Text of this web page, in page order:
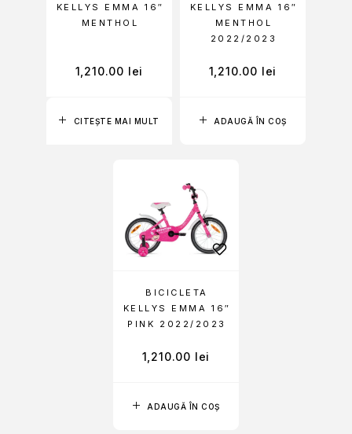
CITEȘTE MAI MULT
KELLYS EMMA 16″
MENTHOL
1,210.00 lei
ADAUGĂ ÎN COȘ
KELLYS EMMA 16″
MENTHOL
2022/2023
1,210.00 lei
ADAUGĂ ÎN COȘ
BICICLETA
KELLYS EMMA 16″
PINK 2022/2023
1,210.00 lei